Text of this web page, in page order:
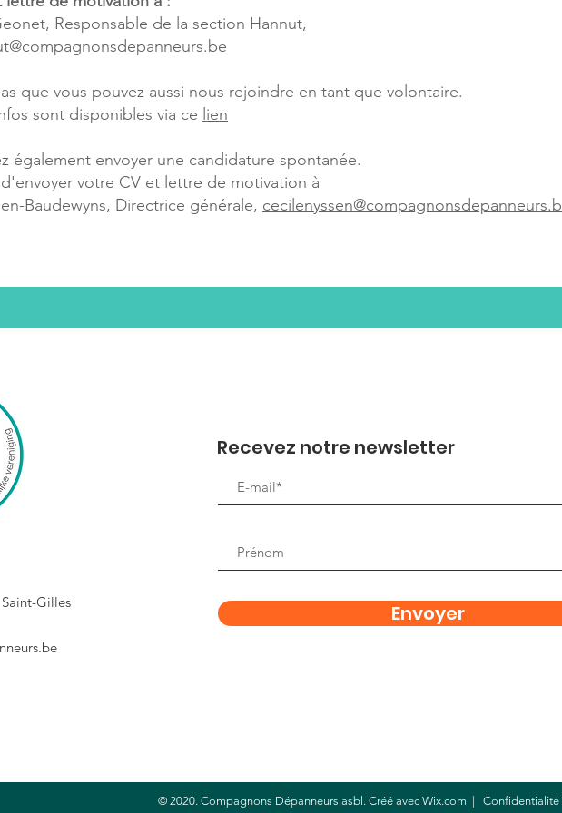
Responsable de la section Hannut,
que vous pouvez aussi nous rejoindre en tant que volontaire.
sont disponibles via ce lien
également envoyer une candidature spontanée.
votre CV et lettre de motivation à
Baudewyns, Directrice générale,
Gilles
Recevez notre newsletter
Envoyer
© 2020. Compagnons Dépanneurs asbl. Créé avec Wix.com | Confidentialité